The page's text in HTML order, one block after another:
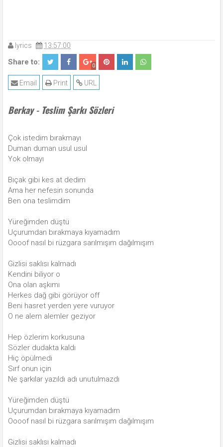
lyrics 13:57:00
Share to: 0
URL
Print
Email
Berkay - Teslim Şarkı Sözleri
Çok istedim bırakmayı
Duman duman usul usul
Yok olmayı
Bıçak gibi kes at dedim
Ama her nefesin sonunda
Ben ona teslimdim
Yüreğimden düştü
Uçurumdan bırakmaya kıyamadım
Oooof nasıl bi rüzgara sarılmışım dağılmışım
Gizlisi saklısı kalmadı
Kendini biliyor o
Ona olan aşkımı
Herkes dağ gibi görüyor off
Beni hasret yerden yere vuruyor
O ne alem alemler geziyor
Hep özlerim korkusuna
Sözler dudakta kaldı
Hiç öpülmedi
Sırf onun için
Ne şarkılar yazıldı adı unutulmazdı
Yüreğimden düştü
Uçurumdan bırakmaya kıyamadım
Oooof nasıl bi rüzgara sarılmışım dağılmışım
Gizlisi saklısı kalmadı